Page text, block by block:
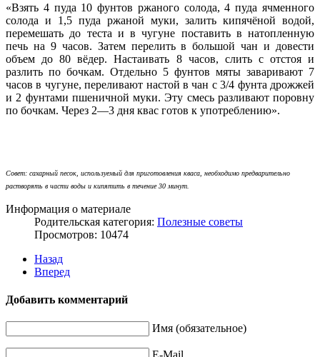
«Взять 4 пуда 10 фунтов ржаного солода, 4 пуда ячменного
солода и 1,5 пуда ржаной муки, залить кипячёной водой,
перемешать до теста и в чугуне поставить в натопленную
печь на 9 часов. Затем перелить в большой чан и довести
объем до 80 вёдер. Настаивать 8 часов, слить с отстоя и
разлить по бочкам. Отдельно 5 фунтов мяты заваривают 7
часов в чугуне, переливают настой в чан с 3/4 фунта дрожжей
и 2 фунтами пшеничной муки. Эту смесь разливают поровну
по бочкам. Через 2—3 дня квас готов к употреблению».
Совет: сахарный песок, используемый для приготовления кваса, необходимо предварительно
растворять в части воды и кипятить в течение 30 минут.
Информация о материале
Родительская категория: Полезные советы
Просмотров: 10474
Назад
Вперед
Добавить комментарий
Имя (обязательное)